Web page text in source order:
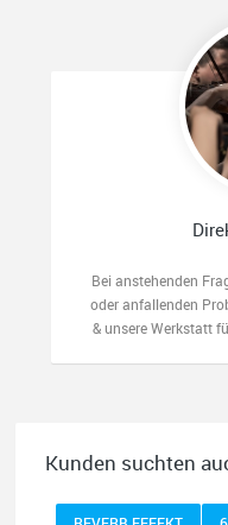
Bei anstehenden
oder anfallenden
& unsere Werkstatt
Kunden suchten